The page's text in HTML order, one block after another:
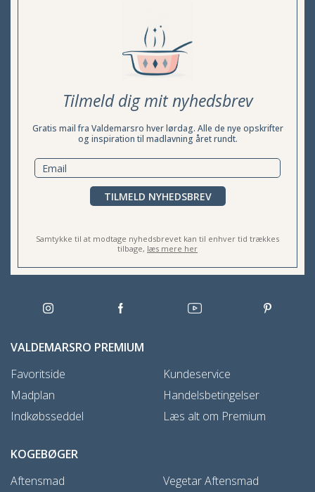
Tilmeld dig mit nyhedsbrev
Gratis mail fra Valdemarsro hver lørdag. Alle de nye opskrifter
og inspiration til madlavning året rundt.
TILMELD NYHEDSBREV
Samtykke til at modtage nyhedsbrevet kan til enhver tid trækkes
tilbage, læs mere her
VALDEMARSRO PREMIUM
Favoritside
Madplan
Indkøbsseddel
Kundeservice
Handelsbetingelser
Læs alt om Premium
KOGEBØGER
Aftensmad
Vegetar Aftensmad